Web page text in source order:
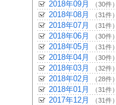
2018年09月 （30件）
2018年08月 （31件）
2018年07月 （31件）
2018年06月 （30件）
2018年05月 （31件）
2018年04月 （30件）
2018年03月 （32件）
2018年02月 （28件）
2018年01月 （31件）
2017年12月 （31件）